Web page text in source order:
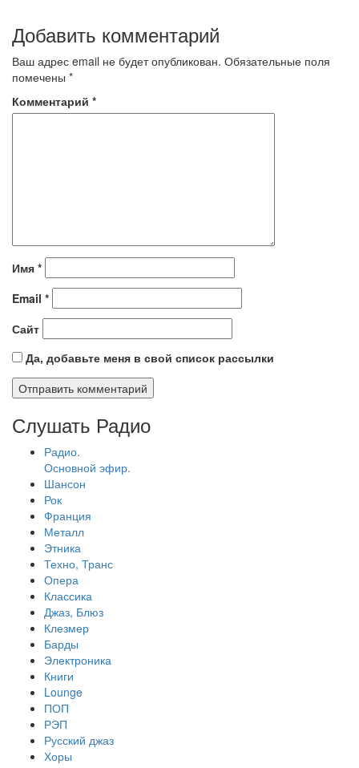
Добавить комментарий
Ваш адрес email не будет опубликован. Обязательные поля
помечены *
Комментарий *
Имя *
Email *
Сайт
Да, добавьте меня в свой список рассылки
Слушать Радио
Радио.
Основной эфир.
Шансон
Рок
Франция
Металл
Этника
Техно, Транс
Опера
Классика
Джаз, Блюз
Клезмер
Барды
Электроника
Книги
Lounge
ПОП
РЭП
Русский джаз
Хоры